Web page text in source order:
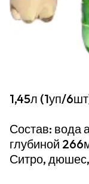
1,45л (1уп/
Состав: вода
глубиной
Ситро,